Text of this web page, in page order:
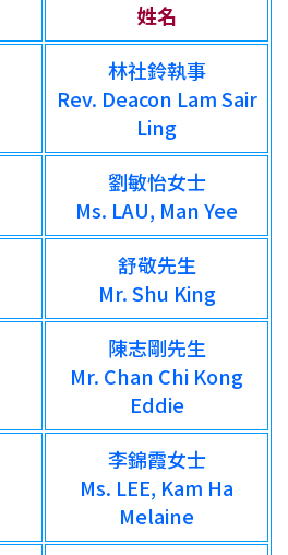
姓名
林社鈴執事
Rev. Deacon Lam Sair
Ling
劉敏怡女士
Ms. LAU, Man Yee
舒敬先生
Mr. Shu King
陳志剛先生
Mr. Chan Chi Kong
Eddie
李錦霞女士
Ms. LEE, Kam Ha
Melaine